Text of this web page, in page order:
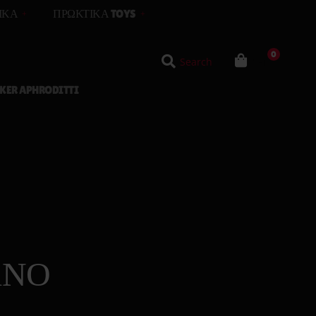
ΠΡΩΚΤΙΚΆ TOYS
ΜπίλιεςAPHRODITTI
Search Cart
0